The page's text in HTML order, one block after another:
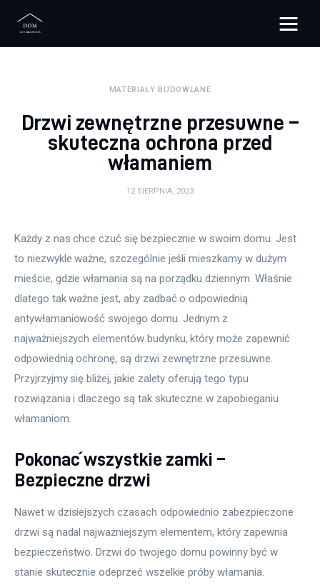
Bloggers Unite
Materiały budowlane
Budowa
Oświetlenie
Remont
Meble
Więcej
MATERIAŁY BUDOWLANE
Drzwi zewnętrzne przesuwne –
skuteczna ochrona przed
włamaniem
12 SIERPNIA, 2023
Każdy z nas chce czuć się bezpiecznie w swoim domu. Jest
to niezwykle ważne, szczególnie jeśli mieszkamy w dużym
mieście, gdzie włamania są na porządku dziennym. Właśnie
dlatego tak ważne jest, aby zadbać o odpowiednią
antywłamaniowość swojego domu. Jednym z
najważniejszych elementów budynku, który może zapewnić
odpowiednią ochronę, są drzwi zewnętrzne przesuwne.
Przyjrzyjmy się bliżej, jakie zalety oferują tego typu
rozwiązania i dlaczego są tak skuteczne w zapobieganiu
włamaniom.
Pokonać wszystkie zamki –
Bezpieczne drzwi
Nawet w dzisiejszych czasach odpowiednio zabezpieczone
drzwi są nadal najważniejszym elementem, który zapewnia
bezpieczeństwo. Drzwi do twojego domu powinny być w
stanie skutecznie odeprzeć wszelkie próby włamania.